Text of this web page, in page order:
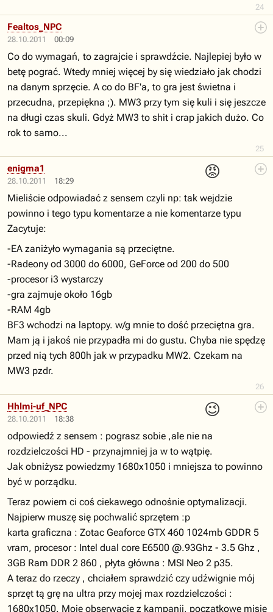
24
28.10.2011 00:09
25
Fealtos_NPC
Co do wymagań, to zagrajcie i sprawdźcie. Najlepiej było w
betę pograć. Wtedy mniej więcej by się wiedziało jak chodzi
na danym sprzęcie. A co do BF'a, to gra jest świetna i
przecudna, przepiękna ;). MW3 przy tym się kuli i się jeszcze
na długi czas skuli. Gdyż MW3 to shit i crap jakich dużo. Co
rok to samo...
28.10.2011 18:29
😡
26
enigma1
Mieliście odpowiadać z sensem czyli np: tak wejdzie
powinno i tego typu komentarze a nie komentarze typu
Zacytuje:
-EA zaniżyło wymagania są przeciętne.
-Radeony od 3000 do 6000, GeForce od 200 do 500
-procesor i3 wystarczy
-gra zajmuje około 16gb
-RAM 4gb
BF3 wchodzi na laptopy. w/g mnie to dość przeciętna gra.
Mam ją i jakoś nie przypadła mi do gustu. Chyba nie spędzę
przed nią tych 800h jak w przypadku MW2. Czekam na
MW3 pzdr.
28.10.2011 18:38
😉
Hhlmi-uf_NPC
odpowiedź z sensem : pograsz sobie ,ale nie na
rozdzielczości HD - przynajmniej ja w to wątpię.
Jak obniżysz powiedzmy 1680x1050 i mniejsza to powinno
być w porządku.
Teraz powiem ci coś ciekawego odnośnie optymalizacji.
Najpierw muszę się pochwalić sprzętem :p
karta graficzna : Zotac Geaforce GTX 460 1024mb GDDR 5
vram, procesor : Intel dual core E6500 @.93Ghz - 3.5 Ghz ,
3GB Ram DDR 2 860 , płyta główna : MSI Neo 2 p35.
A teraz do rzeczy , chciałem sprawdzić czy udźwignie mój
sprzęt tą grę na ultra przy mojej max rozdzielczości :
1680x1050. Moje obserwacje z kampanii, początkowe misje